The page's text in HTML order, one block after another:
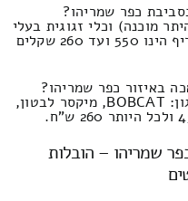
כפר שמריהו?
מוכנה) וכלי זגוגית בעלי
משקל רב על ידי השכרת מנוף התעריף הינו 550 ועד 260 שקלים
באיזור כפר שמריהו?
מחירה של הובלת מכשירי מלאכה כגון: BOBCAT, מיקסר לבטון,
שמריהו – הובלות